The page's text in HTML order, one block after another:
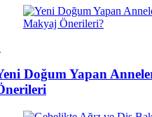
Doğum Yapan